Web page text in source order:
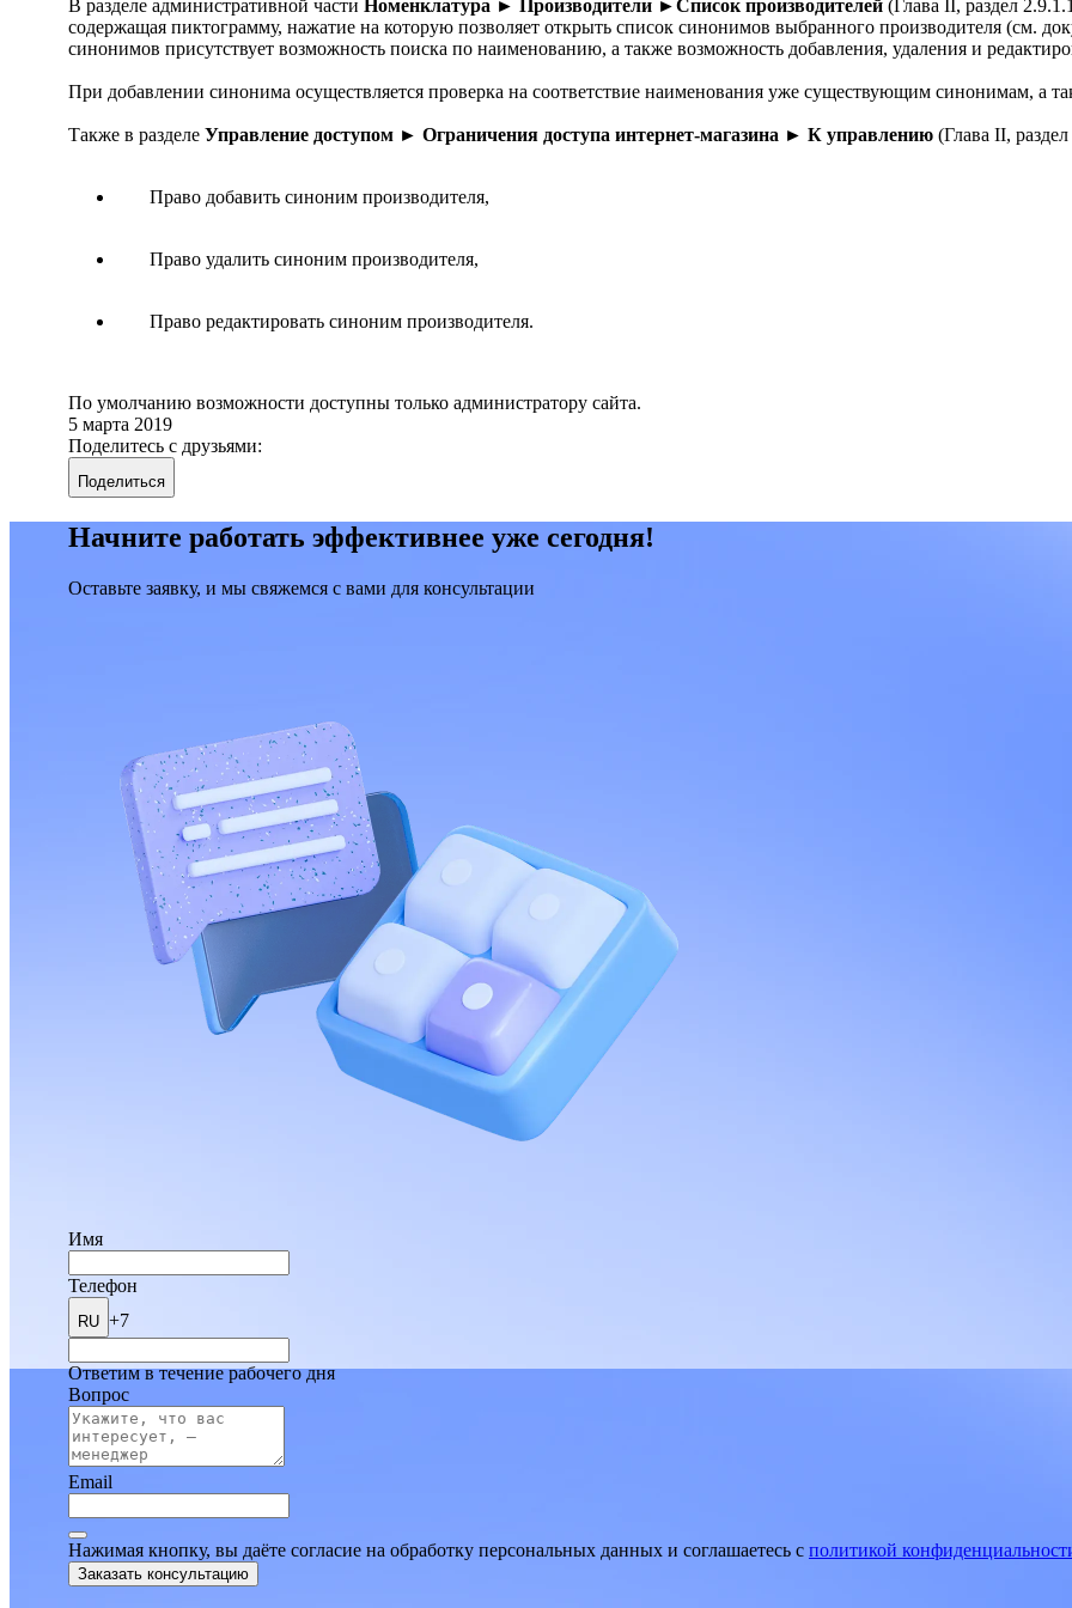
В разделе административной части Номенклатура ► Производители ►Список производителей (Глава II, раздел
содержащая пиктограмму, нажатие на которую позволяет открыть список синонимов выбранного производителя (см.
синонимов присутствует возможность поиска по наименованию, а также возможность добавления, удаления и
При добавлении синонима осуществляется проверка на соответствие наименования уже существующим синонимам, а
Также в разделе Управление доступом ► Ограничения доступа интернет-магазина ► К управлению (Глава II,
Право добавить синоним производителя,
Право удалить синоним производителя,
Право редактировать синоним производителя.
По умолчанию возможности доступны только администратору сайта.
5 марта 2019
Поделитесь с друзьями:
Поделиться
Начните работать эффективнее уже сегодня!
Оставьте заявку, и мы свяжемся с вами для консультации
Имя
Телефон
RU +7
Ответим в течение рабочего дня
Вопрос
Email
Нажимая кнопку, вы даёте согласие на обработку персональных данных и соглашаетесь c политикой
Заказать консультацию